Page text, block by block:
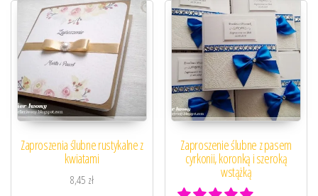
Zaproszenia ślubne rustykalne z
kwiatami
8,45 zł
Zaproszenie ślubne z pasem
cyrkonii, koronką i szeroką
wstążką